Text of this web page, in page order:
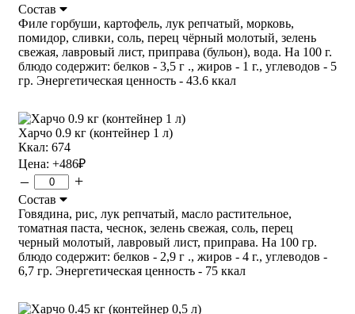
Состав
Филе горбуши, картофель, лук репчатый, морковь,
помидор, сливки, соль, перец чёрный молотый, зелень
свежая, лавровый лист, приправа (бульон), вода. На 100 г.
блюдо содержит: белков - 3,5 г ., жиров - 1 г., углеводов - 5
гр. Энергетическая ценность - 43.6 ккал
Харчо 0.9 кг (контейнер 1 л)
Ккал: 674
Цена: +486₽
– +
Состав
Говядина, рис, лук репчатый, масло растительное,
томатная паста, чеснок, зелень свежая, соль, перец
черный молотый, лавровый лист, приправа. На 100 гр.
блюдо содержит: белков - 2,9 г ., жиров - 4 г., углеводов -
6,7 гр. Энергетическая ценность - 75 ккал